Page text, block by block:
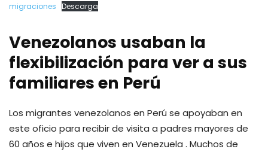
migraciones Descarga
Venezolanos usaban la
flexibilización para ver a sus
familiares en Perú
Los migrantes venezolanos en Perú se apoyaban en
este oficio para recibir de visita a padres mayores de
60 años e hijos que viven en Venezuela . Muchos de